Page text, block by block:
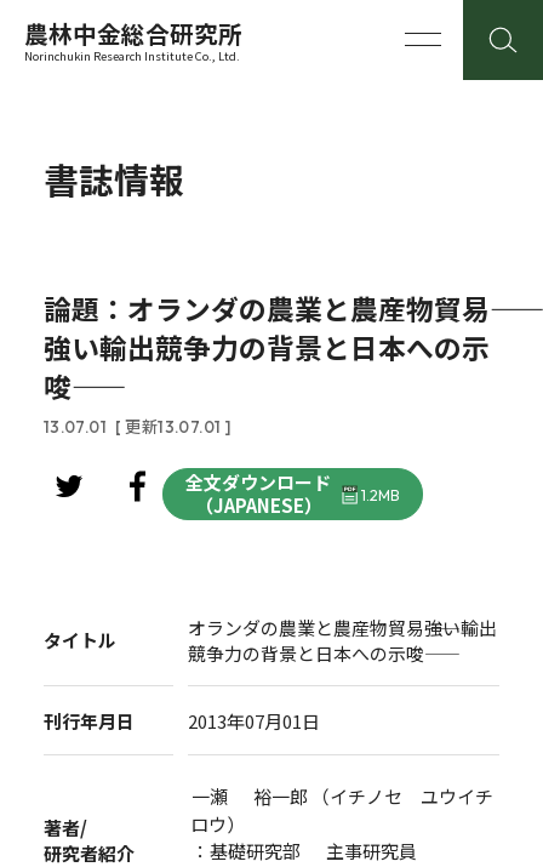
農林中金総合研究所
Norinchukin Research Institute Co., Ltd.
書誌情報
論題：オランダの農業と農産物貿易――
強い輸出競争力の背景と日本への示
唆――
13.07.01 [ 更新13.07.01 ]
全文ダウンロード
（JAPANESE）
1.2MB
タイトル
オランダの農業と農産物貿易――強い輸出
競争力の背景と日本への示唆――
刊行年月日 2013年07月01日
著者/
研究者紹介
一瀬 裕一郎 （イチノセ ユウイチ
ロウ）
：基礎研究部 主事研究員